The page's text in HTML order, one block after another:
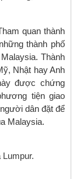
quan thành
thành phố
Thành
Nhật hay Anh
được chứng
tiện giao
dân đặt để
Malaysia.